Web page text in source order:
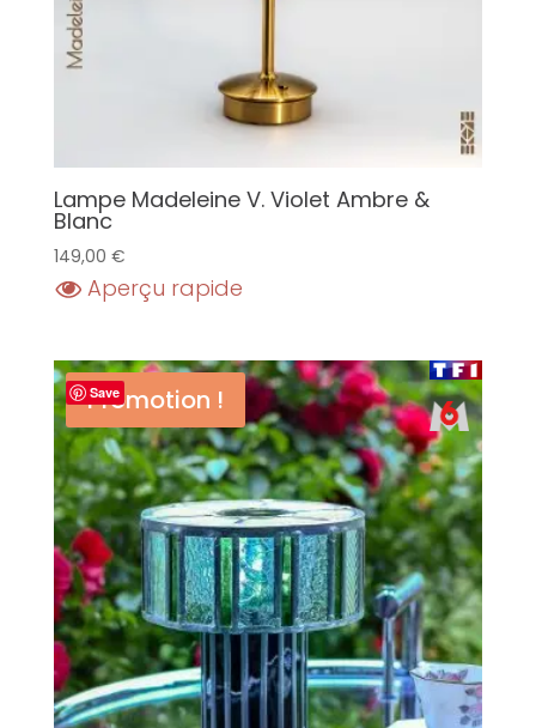
Lampe Madeleine V. Violet Ambre &
Blanc
149,00 €
Aperçu rapide
Save
Promotion !